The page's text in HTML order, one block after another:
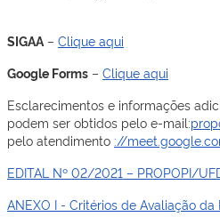
SIGAA – Clique aqui
Google Forms – Clique aqui
Esclarecimentos e informações
podem ser obtidos pelo e-mail:
pelo atendimento ://
EDITAL Nº 02/2021 – PROPOPI/
ANEXO I - Critérios de Avaliação